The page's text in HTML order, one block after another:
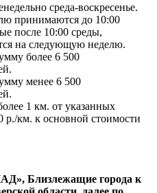
среда-воскресенье.
принимаются до 10:00
после 10:00 среды,
на следующую неделю.
более 6 500
менее 6 500
1 км. от указанных
р./км. к основной стоимости
Близлежащие города к